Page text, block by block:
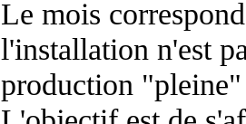
Le mois
l'installation n'est
production "pleine"